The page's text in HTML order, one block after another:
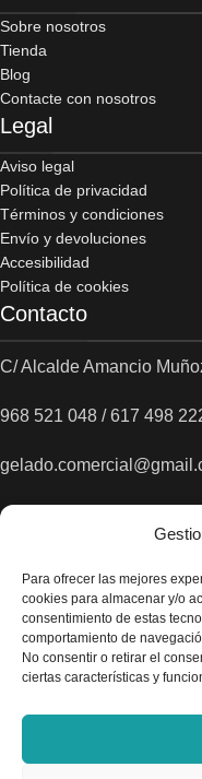
Para ofrecer las mejores
cookies para almacenar y/o
consentimiento de estas
comportamiento de
No consentir o retirar el
ciertas características y
Sobre nosotros
Tienda
Blog
Contacte con nosotros
Legal
Aviso legal
Política de privacidad
Términos y condiciones
Envío y devoluciones
Accesibilidad
Política de cookies
Contacto
C/ Alcalde Amancio
968 521 048 / 617 498